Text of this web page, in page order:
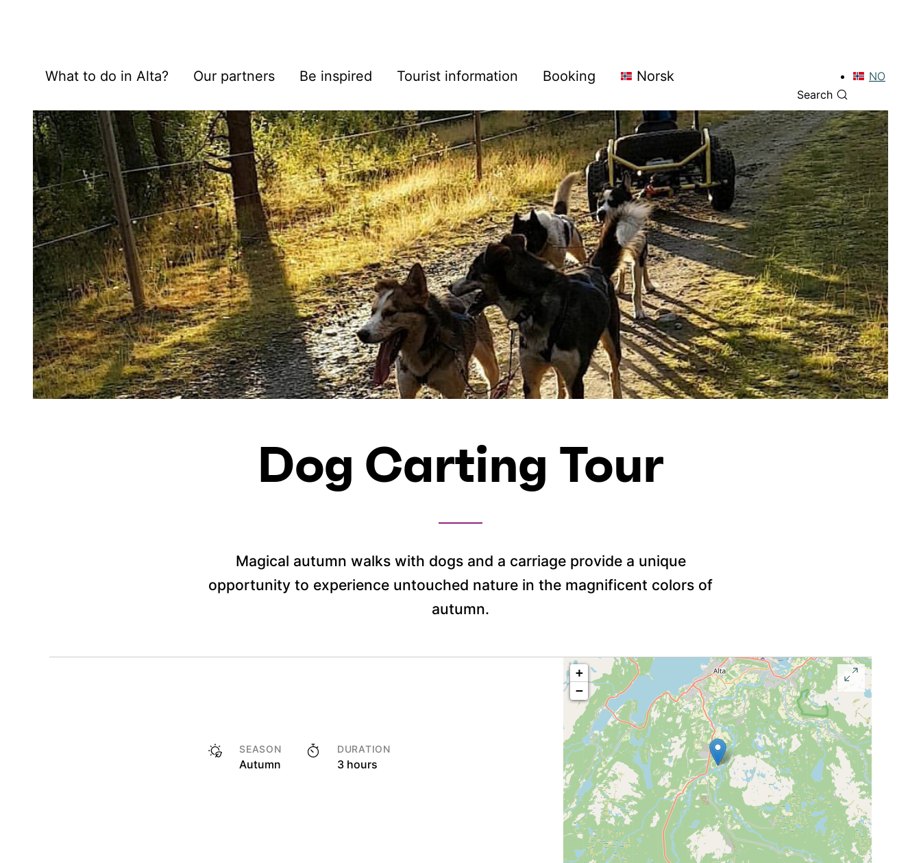
What to do in Alta? Our partners Be inspired Tourist information Booking Norsk
Search
NO
Dog Carting Tour
Magical autumn walks with dogs and a carriage provide a unique
opportunity to experience untouched nature in the magnificent colors of
autumn.
SEASON
Autumn
DURATION
3 hours
+
−